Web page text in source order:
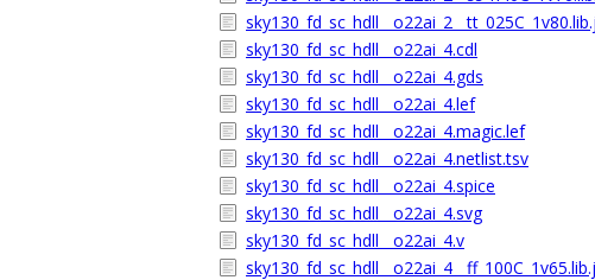
sky130_fd_sc_hdll__o22ai_4.cdl
sky130_fd_sc_hdll__o22ai_4.gds
sky130_fd_sc_hdll__o22ai_4.lef
sky130_fd_sc_hdll__o22ai_4.magic.lef
sky130_fd_sc_hdll__o22ai_4.netlist.tsv
sky130_fd_sc_hdll__o22ai_4.spice
sky130_fd_sc_hdll__o22ai_4.svg
sky130_fd_sc_hdll__o22ai_4.v